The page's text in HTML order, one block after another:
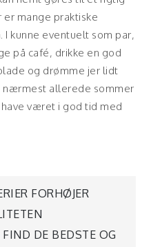
mange praktiske
kunne eventuelt som par,
på café, drikke en god
og drømme jer lidt
nærmest allerede sommer
været i god tid med
FORHØJER
DE BEDSTE OG